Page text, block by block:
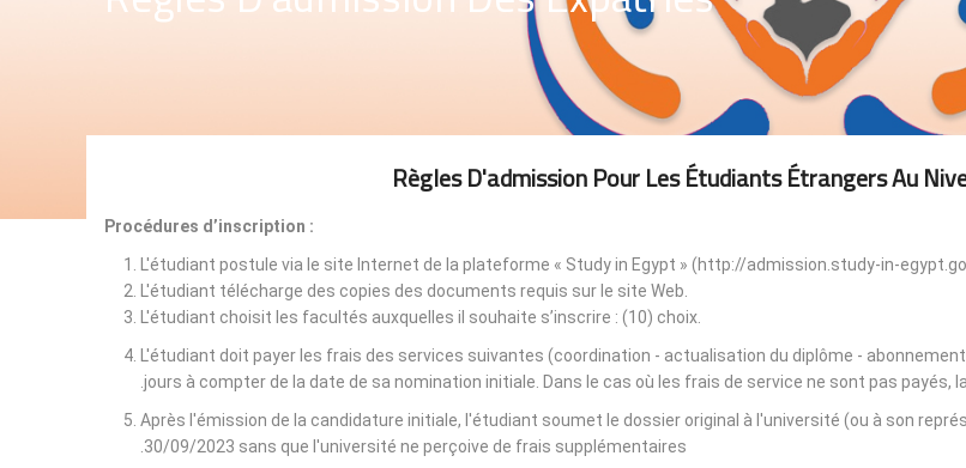
Règles D'admission Pour Les Étudiants Étrangers Au
Procédures d’inscription :
L'étudiant postule via le site Internet de la plateforme « Study in Egypt » (http://admission.study-in-
L'étudiant télécharge des copies des documents requis sur le site Web.
L'étudiant choisit les facultés auxquelles il souhaite s’inscrire : (10) choix.
L'étudiant doit payer les frais des services suivantes (coordination - actualisation du diplôme -
jours à compter de la date de sa nomination initiale. Dans le cas où les frais de service ne sont pas
Après l'émission de la candidature initiale, l'étudiant soumet le dossier original à l'université (ou à son
30/09/2023 sans que l'université ne perçoive de frais supplémentaires.